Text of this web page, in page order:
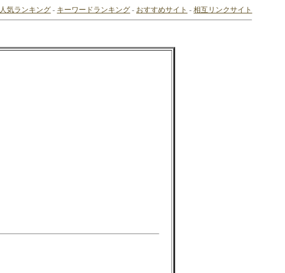
人気ランキング - キーワードランキング - おすすめサイト -相互リンクサイト